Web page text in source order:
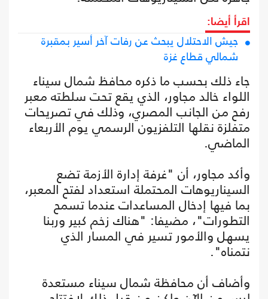
اقرأ أيضا:
جيش الاحتلال يبحث عن رفات آخر أسير بمقبرة
شمالي قطاع غزة
جاء ذلك بحسب ما ذكره محافظ شمال سيناء
اللواء خالد مجاور، الذي يقع تحت سلطته معبر
رفح من الجانب المصري، وذلك في تصريحات
متفلزة نقلها التلفزيون الرسمي يوم الأربعاء
الماضي.
وأكد مجاور، أن "غرفة إدارة الأزمة تضع
السيناريوهات المحتملة استعداد لفتح المعبر،
بما فيها إدخال المساعدات عندما تسمح
التطورات"، مضيفا: "هناك زخم كبير وربنا
يسهل والأمور تسير في المسار الذي
نتمناه".
وأضاف أن محافظة شمال سيناء مستعدة